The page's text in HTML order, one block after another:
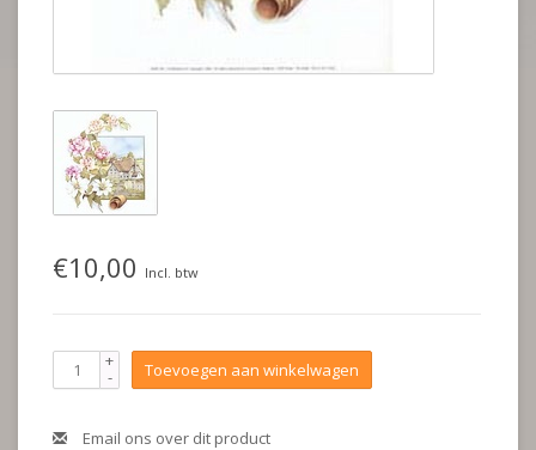
€10,00 Incl. btw
+
- Toevoegen aan winkelwagen
Email ons over dit product